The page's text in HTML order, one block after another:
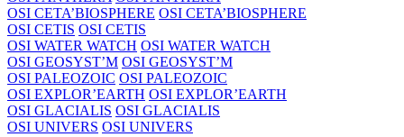
OSI CETA’BIOSPHERE OSI CETA’BIOSPHERE
OSI CETIS OSI CETIS
OSI WATER WATCH OSI WATER WATCH
OSI GEOSYST’M OSI GEOSYST’M
OSI PALEOZOIC OSI PALEOZOIC
OSI EXPLOR’EARTH OSI EXPLOR’EARTH
OSI GLACIALIS OSI GLACIALIS
OSI UNIVERS OSI UNIVERS